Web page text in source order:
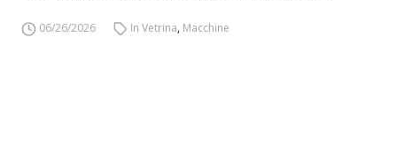
06/26/2026 In Vetrina, Macchine